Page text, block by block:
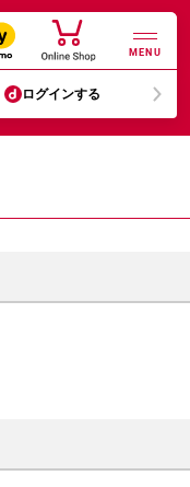
MENU
ログインする